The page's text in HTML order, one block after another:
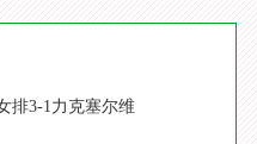
排3-1力克塞尔维